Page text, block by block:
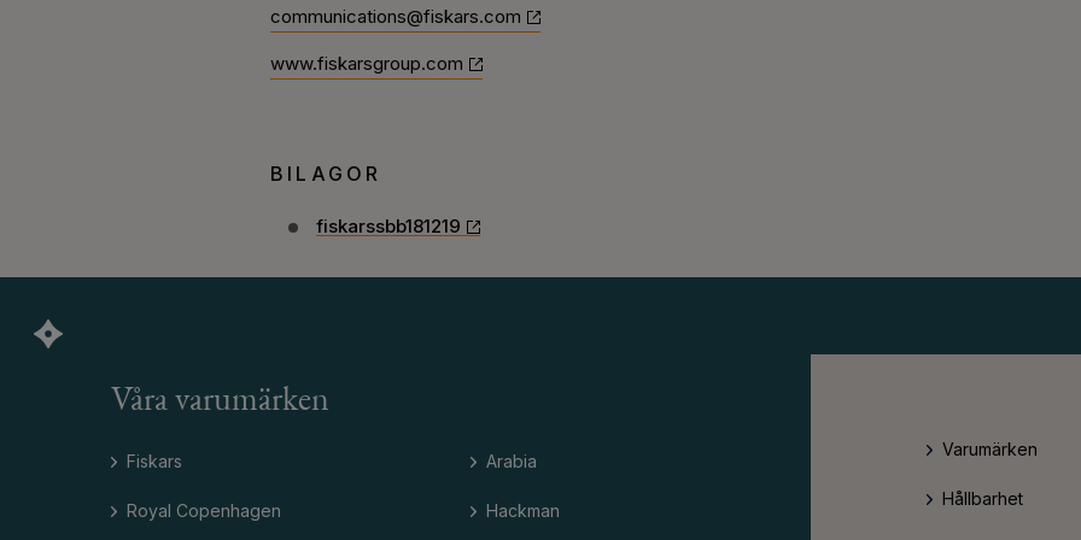
communications@fiskars.com
www.fiskarsgroup.com
BILAGOR
fiskarssbb181219
Våra varumärken
Fiskars
Royal Copenhagen
Arabia
Hackman
Varumärken
Hållbarhet